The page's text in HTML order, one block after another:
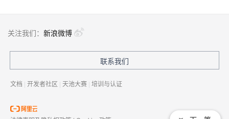
关注我们： 新浪微博
联系我们
文档 | 开发者社区 | 天池大赛 | 培训与认证